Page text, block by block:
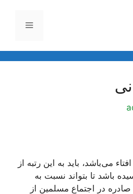
فهرست
می‌‏باشد، بايد به اين رتبه از
باشد تا بتواند نسبت به
در اجتماع مسلمين از